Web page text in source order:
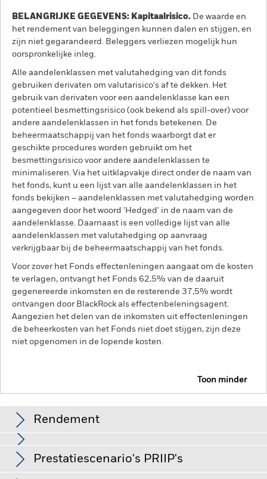
BELANGRIJKE GEGEVENS: Kapitaalrisico. De waarde en
het rendement van beleggingen kunnen dalen en stijgen, en
zijn niet gegarandeerd. Beleggers verliezen mogelijk hun
oorspronkelijke inleg.
Alle aandelenklassen met valutahedging van dit fonds
gebruiken derivaten om valutarisico's af te dekken. Het
gebruik van derivaten voor een aandelenklasse kan een
potentieel besmettingsrisico (ook bekend als spill-over) voor
andere aandelenklassen in het fonds betekenen. De
beheermaatschappij van het fonds waarborgt dat er
geschikte procedures worden gebruikt om het
besmettingsrisico voor andere aandelenklassen te
minimaliseren. Via het uitklapvakje direct onder de naam van
het fonds, kunt u een lijst van alle aandelenklassen in het
fonds bekijken – aandelenklassen met valutahedging worden
aangegeven door het woord 'Hedged' in de naam van de
aandelenklasse. Daarnaast is een volledige lijst van alle
aandelenklassen met valutahedging op aanvraag
verkrijgbaar bij de beheermaatschappij van het fonds.
Voor zover het Fonds effectenleningen aangaat om de kosten
te verlagen, ontvangt het Fonds 62,5% van de daaruit
gegenereerde inkomsten en de resterende 37,5% wordt
ontvangen door BlackRock als effectenbeleningsagent.
Aangezien het delen van de inkomsten uit effectenleningen
de beheerkosten van het Fonds niet doet stijgen, zijn deze
niet opgenomen in de lopende kosten.
Toon minder
Absolute Return Fund
Rendement
Rendement
Aandelen in kleinere bedrijven worden gewoonlijk in kleinere
volumes verhandeld en vertonen grotere
Prestatiescenario's PRIIP's